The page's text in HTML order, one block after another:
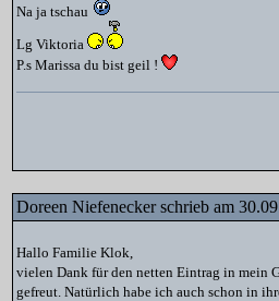
Na ja tschau
Lg Viktoria
P.s Marissa du bist geil !
Doreen Niefenecker schrieb am
Hallo Familie Klok,
vielen Dank für den netten Eintrag in mein
gefreut. Natürlich habe ich auch schon in